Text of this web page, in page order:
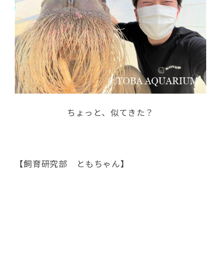
ちょっと、似てきた？
【飼育研究部 ともちゃん】